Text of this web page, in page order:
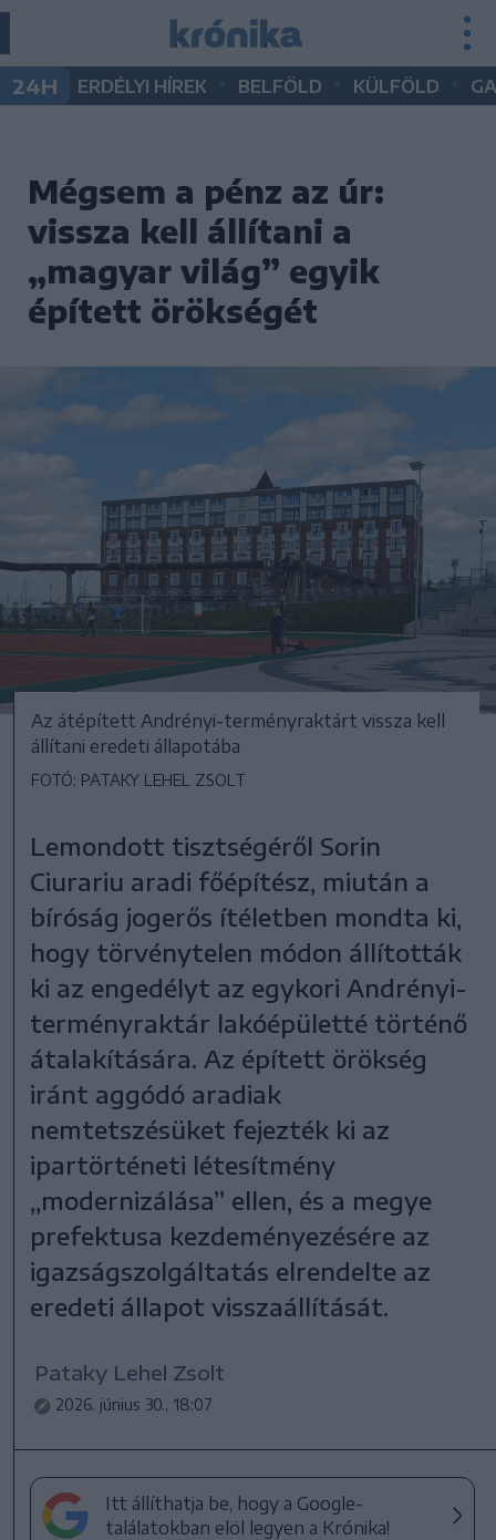
24H ERDÉLYI HÍREK BELFÖLD KÜLFÖLD
Mégsem a pénz az úr:
vissza kell állítani a
„magyar világ” egyik
épített örökségét
Az átépített Andrényi-terményraktárt vissza kell
állítani eredeti állapotába
FOTÓ: PATAKY LEHEL ZSOLT
Lemondott tisztségéről Sorin
Ciurariu aradi főépítész, miután a
bíróság jogerős ítéletben mondta ki,
hogy törvénytelen módon állították
ki az engedélyt az egykori Andrényi-
terményraktár lakóépületté történő
átalakítására. Az épített örökség
iránt aggódó aradiak
nemtetszésüket fejezték ki az
ipartörténeti létesítmény
„modernizálása” ellen, és a megye
prefektusa kezdeményezésére az
igazságszolgáltatás elrendelte az
eredeti állapot visszaállítását.
Pataky Lehel Zsolt
2026. június 30., 18:07
Itt állíthatja be, hogy a Google-
találatokban elöl legyen a Krónika!